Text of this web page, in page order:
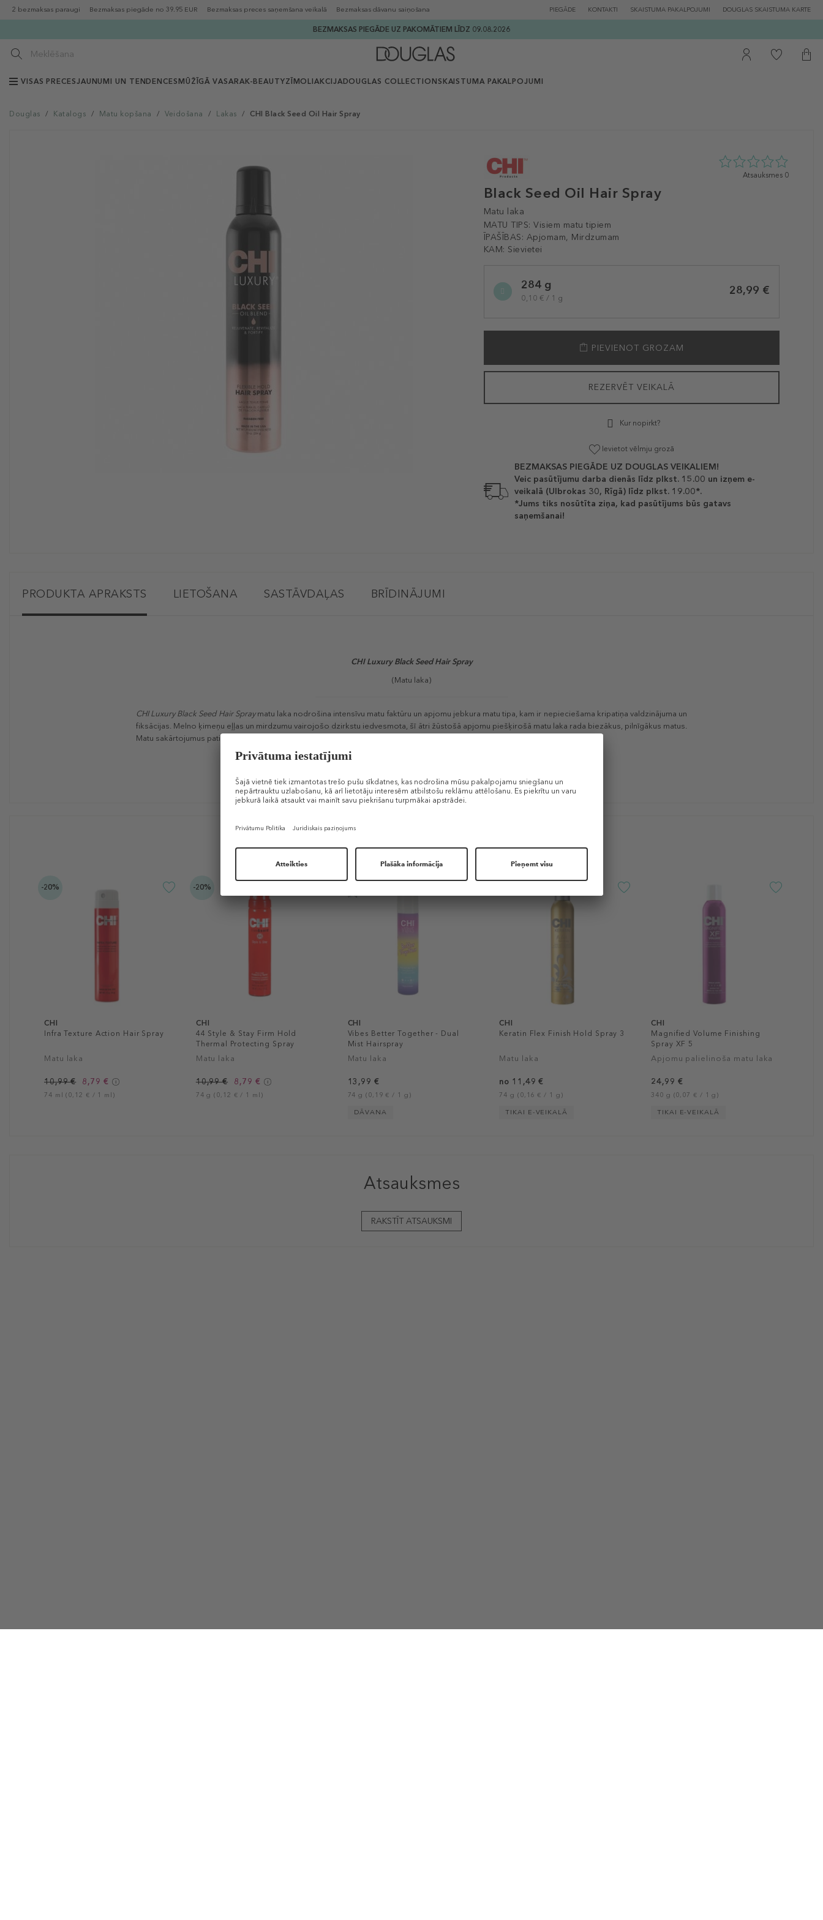
2 bezmaksas paraugi Bezmaksas piegāde no 39.95 EUR Bezmaksas preces saņemšana veikalā Bezmaksas dāvanu saiņošana PIEGĀDE KONTAKTI SKAISTUMA PAKALPOJUMI DOUGLAS SKAISTUMA KARTE
BEZMAKSAS PIEGĀDE UZ PAKOMĀTIEM LĪDZ 09.08.2026
VISAS PRECESJAUNUMI UN TENDENCES MŪŽĪGĀ VASARAK-BEAUTYZĪMOLIAKCIJADOUGLAS COLLECTION SKAISTUMA PAKALPOJUMI
Douglas / Katalogs / Matu kopšana / Veidošana / Lakas / CHI Black Seed Oil Hair Spray
Black Seed Oil Hair Spray
Matu laka
MATU TIPS: Visiem matu tipiem
ĪPAŠĪBAS: Apjomam, Mirdzumam
KAM: Sievietei
0
Atsauksmes 0
variation284 g
0,10 € / 1 g
28,99 €
PIEVIENOT GROZAM
REZERVĒT VEIKALĀ
Kur nopirkt?
Ievietot vēlmju grozā
BEZMAKSAS PIEGĀDE UZ DOUGLAS VEIKALIEM!
Veic pasūtījumu darba dienās līdz plkst. 15.00 un izņem e-
veikalā (Ulbrokas 30, Rīgā) līdz plkst. 19.00*.
*Jums tiks nosūtīta ziņa, kad pasūtījums būs gatavs
saņemšanai!
PRODUKTA APRAKSTS LIETOŠANA SASTĀVDAĻAS BRĪDINĀJUMI
CHI Luxury Black SeedHair Spray
(Matu laka)
CHI Luxury Black SeedHair Spray matu laka nodrošina intensīvu matu faktūru un apjomu jebkura matu tipa, kam ir nepieciešama kripatiņa valdzinājuma un
fiksācijas. Melno ķimeņu eļļas un mirdzumu vairojošo dzirkstu iedvesmota, šī ātri žūstošā apjomu piešķirošā matu laka rada biezākus, pilnīgākus matus.
Matu sakārtojumus patiesi valdzinošam izskatam.
Līdzīgi produkti
-20%
CHI
Infra Texture Action Hair Spray
Matu laka
10,99 € 8,79 €
74 ml (0,12 € / 1 ml)
-20%
CHI
44 Style & Stay Firm Hold
Thermal Protecting Spray
Matu laka
10,99 € 8,79 €
74 g (0,12 € / 1 ml)
CHI
Vibes Better Together - Dual
Mist Hairspray
Matu laka
13,99 €
74 g (0,19 € / 1 g)
DĀVANA
CHI
Keratin Flex Finish Hold Spray 3
Matu laka
no 11,49 €
74 g (0,16 € / 1 g)
TIKAI E-VEIKALĀ
CHI
Magnified Volume Finishing
Spray XF 5
Apjomu palielinoša matu laka
24,99 €
340 g (0,07 € / 1 g)
TIKAI E-VEIKALĀ
Atsauksmes
RAKSTĪT ATSAUKSMI